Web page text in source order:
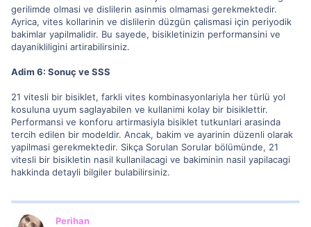
gerilimde olmasi ve dislilerin asinmis olmamasi gerekmektedir.
Ayrica, vites kollarinin ve dislilerin düzgün çalismasi için periyodik
bakimlar yapilmalidir. Bu sayede, bisikletinizin performansini ve
dayanikliligini artirabilirsiniz.
Adim 6: Sonuç ve SSS
21 vitesli bir bisiklet, farkli vites kombinasyonlariyla her türlü yol
kosuluna uyum saglayabilen ve kullanimi kolay bir bisiklettir.
Performansi ve konforu artirmasiyla bisiklet tutkunlari arasinda
tercih edilen bir modeldir. Ancak, bakim ve ayarinin düzenli olarak
yapilmasi gerekmektedir. Sikça Sorulan Sorular bölümünde, 21
vitesli bir bisikletin nasil kullanilacagi ve bakiminin nasil yapilacagi
hakkinda detayli bilgiler bulabilirsiniz.
Perihan